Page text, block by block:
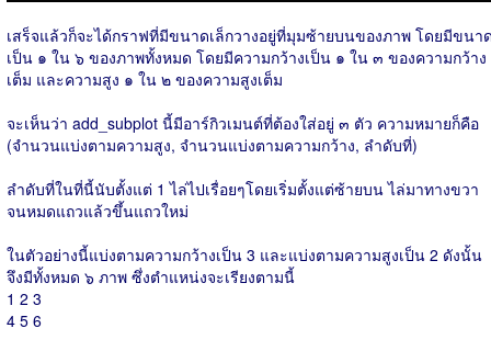
เสร็จแล้วก็จะได้กราฟที่มีขนาดเล็กวางอยู่ที่มุมซ้ายบนของภาพ โดยมีขนา
เป็น ๑ ใน ๖ ของภาพทั้งหมด โดยมีความกว้างเป็น ๑ ใน ๓ ของความกว้าง
เต็ม และความสูง ๑ ใน ๒ ของความสูงเต็ม
จะเห็นว่า add_subplot นี้มีอาร์กิวเมนต์ที่ต้องใส่อยู่ ๓ ตัว ความหมายก็คือ
(จำนวนแบ่งตามความสูง, จำนวนแบ่งตามความกว้าง, ลำดับที่)
ลำดับที่ในที่นี้นับตั้งแต่ 1 ไล่ไปเรื่อยๆโดยเริ่มตั้งแต่ซ้ายบน ไล่มาทางขวา
จนหมดแถวแล้วขึ้นแถวใหม่
ในตัวอย่างนี้แบ่งตามความกว้างเป็น 3 และแบ่งตามความสูงเป็น 2 ดังนั้น
จึงมีทั้งหมด ๖ ภาพ ซึ่งตำแหน่งจะเรียงตามนี้
1 2 3
4 5 6